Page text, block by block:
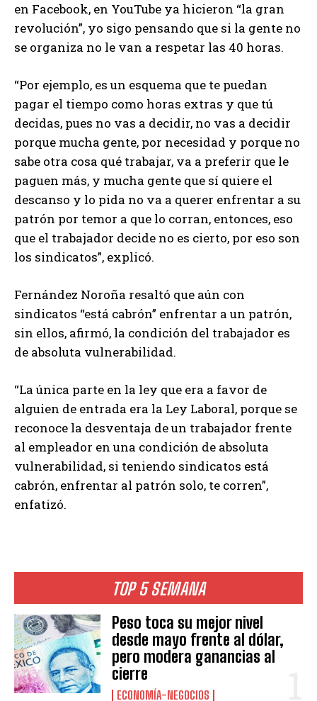
TOP 5 SEMANA
Peso toca su mejor nivel
desde mayo frente al dólar,
pero modera ganancias al
cierre
ECONOMÍA-NEGOCIOS
en Facebook, en YouTube ya hicieron “la gran
revolución”, yo sigo pensando que si la gente no
se organiza no le van a respetar las 40 horas.
“Por ejemplo, es un esquema que te puedan
pagar el tiempo como horas extras y que tú
decidas, pues no vas a decidir, no vas a decidir
porque mucha gente, por necesidad y porque no
sabe otra cosa qué trabajar, va a preferir que le
paguen más, y mucha gente que sí quiere el
descanso y lo pida no va a querer enfrentar a su
patrón por temor a que lo corran, entonces, eso
que el trabajador decide no es cierto, por eso son
los sindicatos”, explicó.
Fernández Noroña resaltó que aún con
sindicatos “está cabrón” enfrentar a un patrón,
sin ellos, afirmó, la condición del trabajador es
de absoluta vulnerabilidad.
“La única parte en la ley que era a favor de
alguien de entrada era la Ley Laboral, porque se
reconoce la desventaja de un trabajador frente
al empleador en una condición de absoluta
vulnerabilidad, si teniendo sindicatos está
cabrón, enfrentar al patrón solo, te corren”,
enfatizó.